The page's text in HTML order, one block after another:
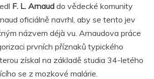
F. L. Arnaud do vědecké komunity
oficiálně navrhl, aby se tento jev
názvem déjà vu. Arnaudova práce
prvních příznaků typického
získal na základě studia 34-letého
se z mozkové malárie.